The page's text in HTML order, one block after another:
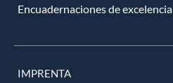
Encuadernaciones de excelencia
IMPRENTA